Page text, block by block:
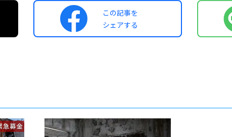
この記事を
シェアする